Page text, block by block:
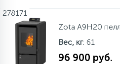
278171
Zota A9H20
Вес, кг: 61
96 900 руб.